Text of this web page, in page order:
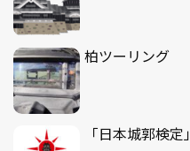
柏ツーリング
「日本城郭検